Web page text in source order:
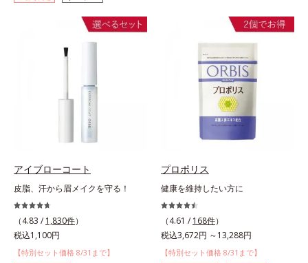
アイブローコート
皮脂、汗から眉メイクを守る！
（4.83 / 1,830件）
税込1,100円
【特別セット価格 8/31まで】
プロポリス
健康を維持したい方に
（4.61 / 168件）
税込3,672円 ～13,288円
【特別セット価格 8/31まで】